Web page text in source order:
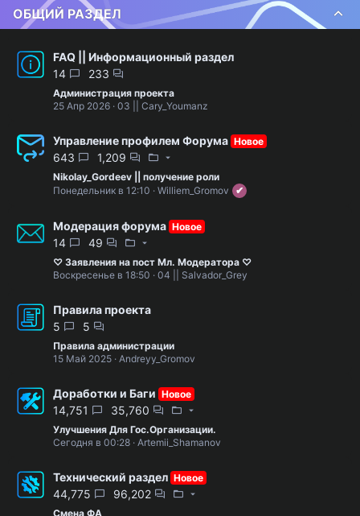
ОБЩИЙ РАЗДЕЛ
FAQ || Информационный раздел
14
233
Администрация проекта
25 Апр 2026 03 || Cary_Youmanz
Управление профилем Форума Новое
643 1,209
Nikolay_Gordeev || получение роли
Понедельник в 12:10
Williem_Gromov
Модерация форума Новое
14 49
♡ Заявления на пост Мл. Модератора ♡
Воскресенье в 18:50
04 || Salvador_Grey
Правила проекта
5
5
Правила администрации
15 Май 2025 Andreyy_Gromov
Доработки и Баги Новое
14,751 35,760
Улучшения Для Гос.Организации.
Сегодня в 00:28 Artemii_Shamanov
Технический раздел Новое
44,775 96,202
Смена ФА